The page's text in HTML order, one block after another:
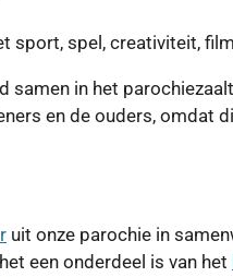
spel, creativiteit,
in het
en de ouders, omdat
uit onze parochie in
een onderdeel is van het